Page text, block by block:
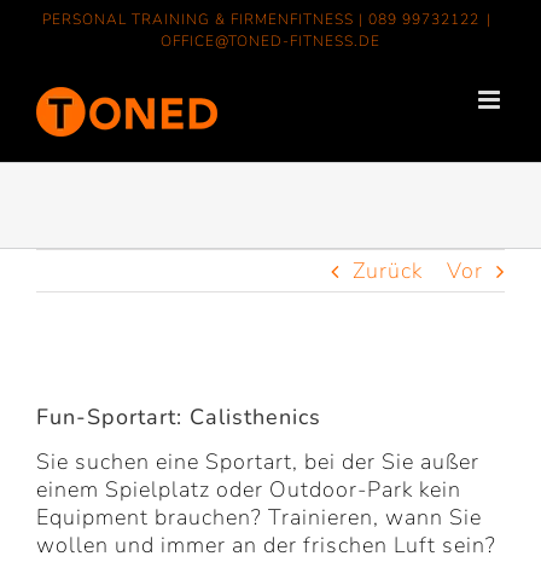
ZumPERSONAL TRAINING & FIRMENFITNESS | 089 99732122 |
OFFICE@TONED-FITNESS.DE
Zurück Vor
grösseres
Bild
Fun-Sportart: Calisthenics
Sie suchen eine Sportart, bei der Sie außer
einem Spielplatz oder Outdoor-Park kein
Equipment brauchen? Trainieren, wann Sie
wollen und immer an der frischen Luft sein?